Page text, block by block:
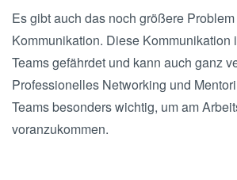
Es gibt auch das noch größere
Kommunikation. Diese Kommunikation
Teams gefährdet und kann auch ganz
Professionelles Networking und
Teams besonders wichtig, um am
voranzukommen.